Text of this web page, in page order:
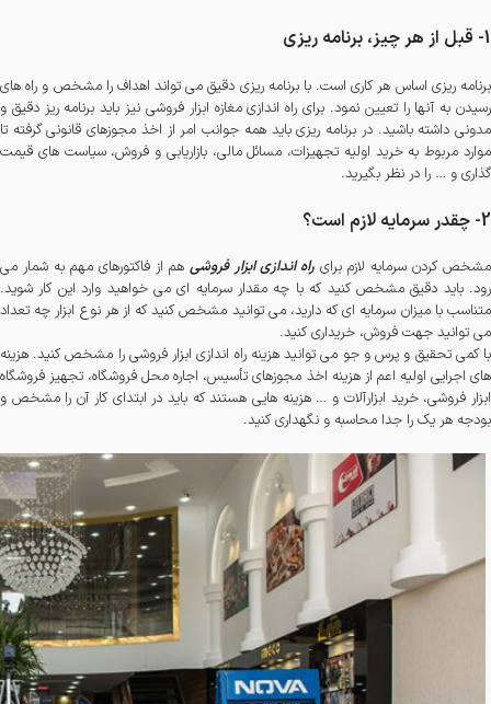
1- قبل از هر چیز، برنامه ریزی
برنامه ریزی اساس هر کاری است. با برنامه ریزی دقیق می تواند اهداف را مشخص و راه های
رسیدن به آنها را تعیین نمود. برای راه اندازی مغازه ابزار فروشی نیز باید برنامه ریز دقیق و
مدونی داشته باشید. در برنامه ریزی باید همه جوانب امر از اخذ مجوزهای قانونی گرفته تا
موارد مربوط به خرید اولیه تجهیزات، مسائل مالی، بازاریابی و فروش، سیاست های قیمت
گذاری و … را در نظر بگیرید.
2- چقدر سرمایه لازم است؟
مشخص کردن سرمایه لازم برایراه اندازی ابزار فروشیهم از فاکتورهای مهم به شمار می
رود. باید دقیق مشخص کنید که با چه مقدار سرمایه ای می خواهید وارد این کار شوید.
متناسب با میزان سرمایه ای که دارید، می توانید مشخص کنید که از هر نوع ابزار چه تعداد
می توانید جهت فروش، خریداری کنید.
با کمی تحقیق و پرس و جو می توانید هزینه راه اندازی ابزار فروشی را مشخص کنید. هزینه
های اجرایی اولیه اعم از هزینه اخذ مجوزهای تأسیس، اجاره محل فروشگاه، تجهیز فروشگاه
ابزار فروشی، خرید ابزارآلات و … هزینه هایی هستند که باید در ابتدای کار آن را مشخص و
بودجه هر یک را جدا محاسبه و نگهداری کنید.